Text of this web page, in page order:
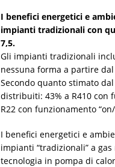
I benefici energetici e
impianti tradizionali con
7,5.
Gli impianti tradizionali
nessuna forma a partire dal
Secondo quanto stimato
distribuiti: 43% a R410 con
R22 con funzionamento
I benefici energetici e
impianti “tradizionali” a
tecnologia in pompa di